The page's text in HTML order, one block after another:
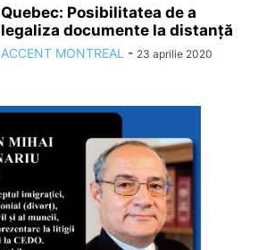
Quebec: Posibilitatea de a
legaliza documente la distanță
ACCENT MONTREAL - 23 aprilie 2020